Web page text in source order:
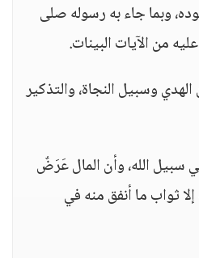
وبما جاء به رسوله صلى
من الآيات البينات.
الهدي وسبيل النجاة، والتذكير
سبيل الله، وأن المال عَرَضٌ
ثواب ما أنفق منه في